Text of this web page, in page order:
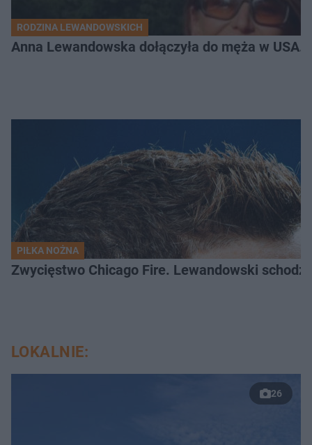
RODZINA LEWANDOWSKICH
Anna Lewandowska dołączyła do męża w
PIŁKA NOŻNA
Zwycięstwo Chicago Fire. Lewandowski
LOKALNIE:
26